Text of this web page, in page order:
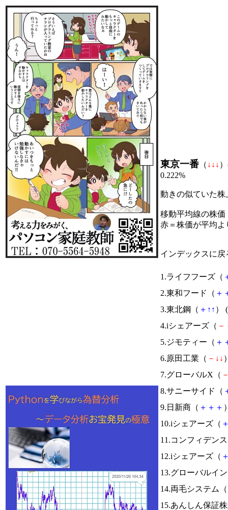
東京一番 （ ↓ ↓ ↓
0.222%
動きの似ていた
移動平均線の株価
赤＝株価が平均
インデックスに戻
1.ライフフーズ（
2.東和フード（ ＋
3.東北鋼（ ＋ ↑ ↑ ） (
4.iシェアーズ（ －
5.ジモティー（ ＋
6.原田工業（ － ↓ ↓
7.グローバルX（
8.サニーサイド（
9.日新商（ ＋ ＋ ＋
10.iシェアーズ（
11.コンフィデン
12.iシェアーズ（
13.グローバルイ
14.両毛システム（
15.あんしん保証